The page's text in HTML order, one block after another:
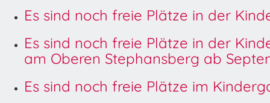
Es sind noch freie Plätze in der
Es sind noch freie Plätze in der
am Oberen Stephansberg ab
Es sind noch freie Plätze im